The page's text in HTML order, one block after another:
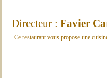
Directeur : Favier
Ce restaurant vous propose une